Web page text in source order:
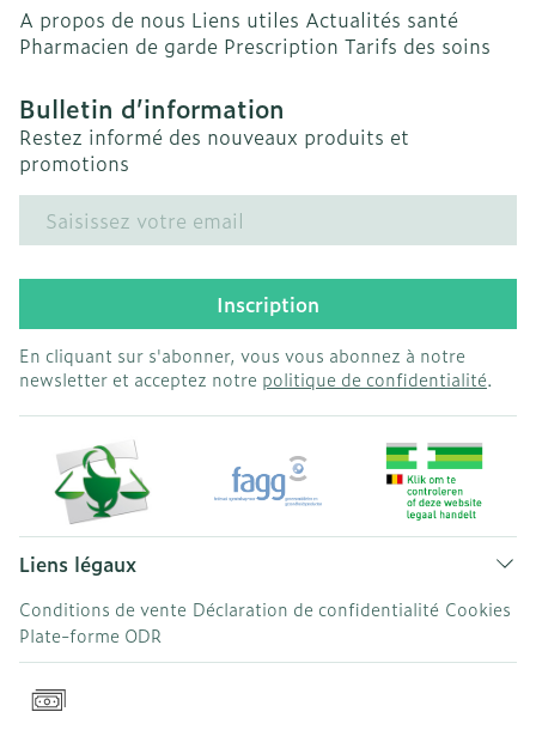
A propos de nous Liens utiles Actualités santé
Pharmacien de garde Prescription Tarifs des soins
Bulletin d’information
Restez informé des nouveaux produits et
promotions
Adresse mail
Inscription
En cliquant sur s'abonner, vous vous abonnez à notre
newsletter et acceptez notre politique de confidentialité.
Liens légaux
Conditions de vente Déclaration de confidentialité Cookies
Plate-forme ODR